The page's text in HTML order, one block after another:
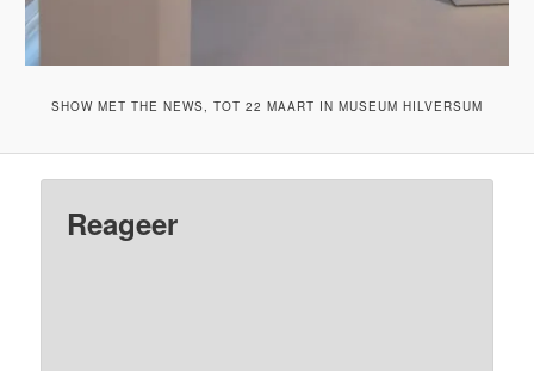
SHOW MET THE NEWS, TOT 22 MAART IN MUSEUM HILVERSUM
Reageer